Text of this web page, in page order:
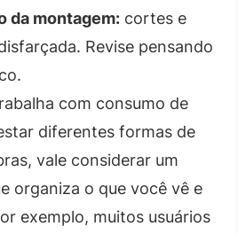
da montagem: cortes e
Revise pensando
com consumo de
diferentes formas de
vale considerar um
organiza o que você vê e
exemplo, muitos usuários